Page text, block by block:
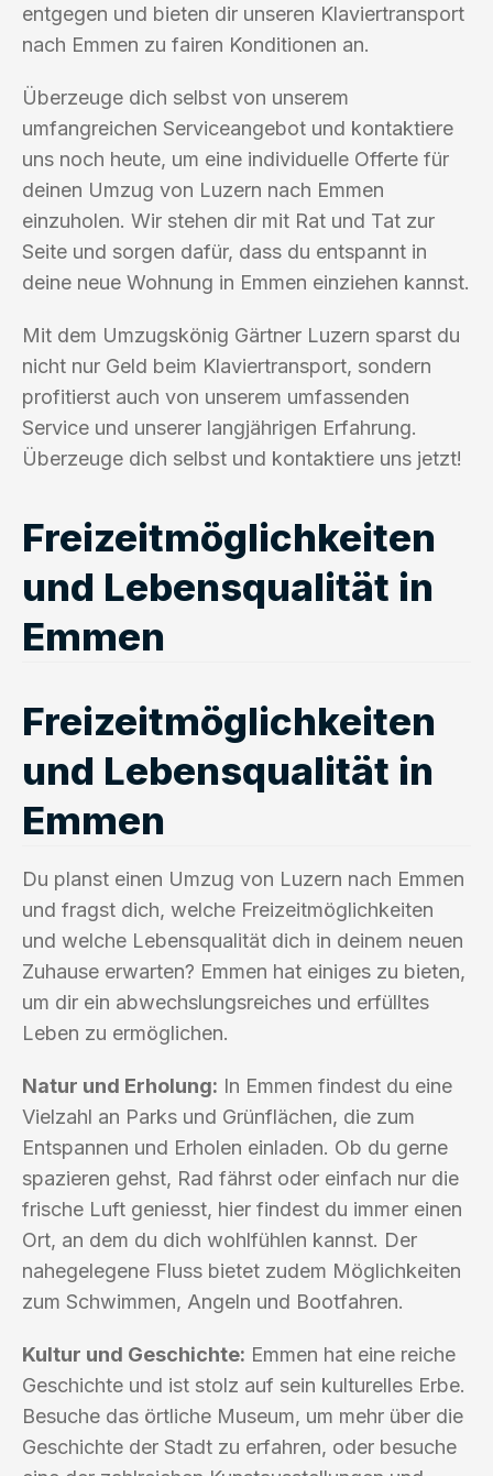
entgegen und bieten dir unseren Klaviertransport
nach Emmen zu fairen Konditionen an.
Überzeuge dich selbst von unserem
umfangreichen Serviceangebot und kontaktiere
uns noch heute, um eine individuelle Offerte für
deinen Umzug von Luzern nach Emmen
einzuholen. Wir stehen dir mit Rat und Tat zur
Seite und sorgen dafür, dass du entspannt in
deine neue Wohnung in Emmen einziehen kannst.
Mit dem Umzugskönig Gärtner Luzern sparst du
nicht nur Geld beim Klaviertransport, sondern
profitierst auch von unserem umfassenden
Service und unserer langjährigen Erfahrung.
Überzeuge dich selbst und kontaktiere uns jetzt!
Freizeitmöglichkeiten
und Lebensqualität in
Emmen
Freizeitmöglichkeiten
und Lebensqualität in
Emmen
Du planst einen Umzug von Luzern nach Emmen
und fragst dich, welche Freizeitmöglichkeiten
und welche Lebensqualität dich in deinem neuen
Zuhause erwarten? Emmen hat einiges zu bieten,
um dir ein abwechslungsreiches und erfülltes
Leben zu ermöglichen.
Natur und Erholung: In Emmen findest du eine
Vielzahl an Parks und Grünflächen, die zum
Entspannen und Erholen einladen. Ob du gerne
spazieren gehst, Rad fährst oder einfach nur die
frische Luft geniesst, hier findest du immer einen
Ort, an dem du dich wohlfühlen kannst. Der
nahegelegene Fluss bietet zudem Möglichkeiten
zum Schwimmen, Angeln und Bootfahren.
Kultur und Geschichte: Emmen hat eine reiche
Geschichte und ist stolz auf sein kulturelles Erbe.
Besuche das örtliche Museum, um mehr über die
Geschichte der Stadt zu erfahren, oder besuche